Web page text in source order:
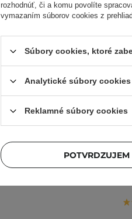
K-Secret -
Očný krém
Pleťové
rozhodnúť, či a komu povolíte
vymazaním súborov cookies z
Súbory cookies, ktoré
Analytické súbory cookies
Reklamné súbory cookies